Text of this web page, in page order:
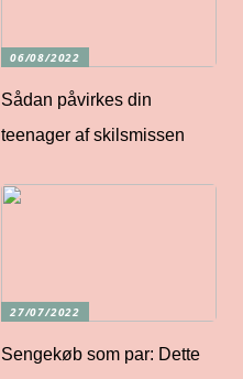
06/08/2022
Sådan påvirkes din
teenager af skilsmissen
27/07/2022
Sengekøb som par: Dette